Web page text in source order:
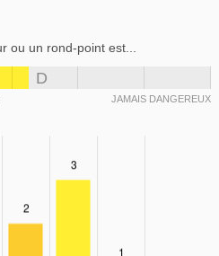
ou un rond-point est...
D
JAMAIS DANGEREUX